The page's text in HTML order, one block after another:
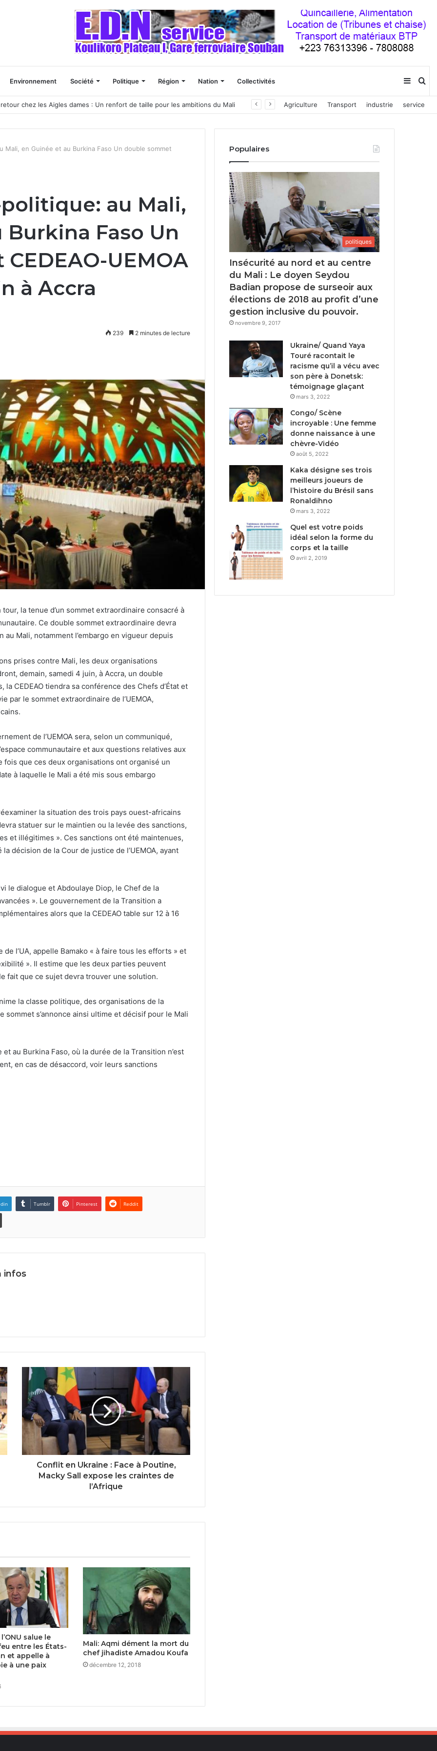
Environnement Société Politique Région Nation Collectivités
chez les Aigles dames : Un renfort de taille pour les ambitions du Mali Agriculture Transport industrie service
Mali, en Guinée et au Burkina Faso Un double sommet
au Mali,
Faso Un
UEMOA
à Accra
239 2 minutes de lecture
tour, la tenue d’un sommet extraordinaire consacré à
Ce double sommet extraordinaire devra
Mali, notamment l’embargo en vigueur depuis
prises contre Mali, les deux organisations
demain, samedi 4 juin, à Accra, un double
CEDEAO tiendra sa conférence des Chefs d’État et
par le sommet extraordinaire de l’UEMOA,
de l’UEMOA sera, selon un communiqué,
communautaire et aux questions relatives aux
fois que ces deux organisations ont organisé un
à laquelle le Mali a été mis sous embargo
la situation des trois pays ouest-africains
statuer sur le maintien ou la levée des sanctions,
et illégitimes ». Ces sanctions ont été maintenues,
décision de la Cour de justice de l’UEMOA, ayant
le dialogue et Abdoulaye Diop, le Chef de la
». Le gouvernement de la Transition a
alors que la CEDEAO table sur 12 à 16
l’UA, appelle Bamako « à faire tous les efforts » et
». Il estime que les deux parties peuvent
fait que ce sujet devra trouver une solution.
la classe politique, des organisations de la
s’annonce ainsi ultime et décisif pour le Mali
au Burkina Faso, où la durée de la Transition n’est
en cas de désaccord, voir leurs sanctions
Tumblr Pinterest Reddit
infos
Conflit en Ukraine : Face à Poutine,
Macky Sall expose les craintes de
l’Afrique
salue le
entre les États-
et appelle à
à une paix
Mali: Aqmi dément la mort du
chef jihadiste Amadou Koufa
décembre 12, 2018
Populaires
politiques
Insécurité au nord et au centre
du Mali : Le doyen Seydou
Badian propose de surseoir aux
élections de 2018 au profit d’une
gestion inclusive du pouvoir.
novembre 9, 2017
Ukraine/ Quand Yaya
Touré racontait le
racisme qu’il a vécu avec
son père à Donetsk:
témoignage glaçant
mars 3, 2022
Congo/ Scène
incroyable : Une femme
donne naissance à une
chèvre-Vidéo
août 5, 2022
Kaka désigne ses trois
meilleurs joueurs de
l’histoire du Brésil sans
Ronaldihno
mars 3, 2022
Quel est votre poids
idéal selon la forme du
corps et la taille
avril 2, 2019